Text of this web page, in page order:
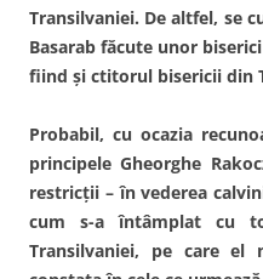
Transilvaniei. De altfel, se
Basarab făcute unor
fiind şi ctitorul bisericii din
Probabil, cu ocazia
principele Gheorghe
restricţii – în vederea
cum s-a întâmplat cu
Transilvaniei, pe care el